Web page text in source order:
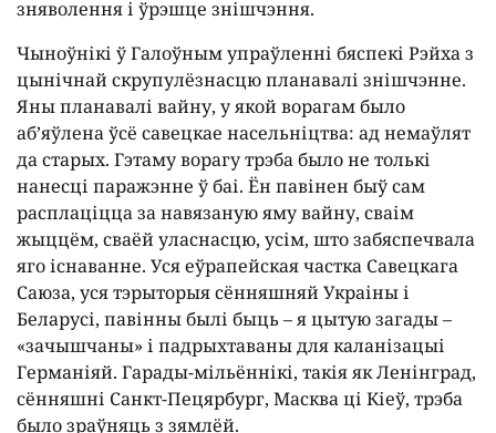
зняволення і ўрэшце знішчэння.
Чыноўнікі ў Галоўным упраўленні бяспекі Рэйха з
цынічнай скрупулёзнасцю планавалі знішчэнне.
Яны планавалі вайну, у якой ворагам было
аб’яўлена ўсё савецкае насельніцтва: ад немаўлят
да старых. Гэтаму ворагу трэба было не толькі
нанесці паражэнне ў баі. Ён павінен быў сам
расплаціцца за навязаную яму вайну, сваім
жыццём, сваёй уласнасцю, усім, што забяспечвала
яго існаванне. Уся еўрапейская частка Савецкага
Саюза, уся тэрыторыя сённяшняй Украіны і
Беларусі, павінны былі быць – я цытую загады –
«зачышчаны» і падрыхтаваны для каланізацыі
Германіяй. Гарады-мільённікі, такія як Ленінград,
сённяшні Санкт-Пецярбург, Масква ці Кіеў, трэба
было зраўняць з зямлёй.